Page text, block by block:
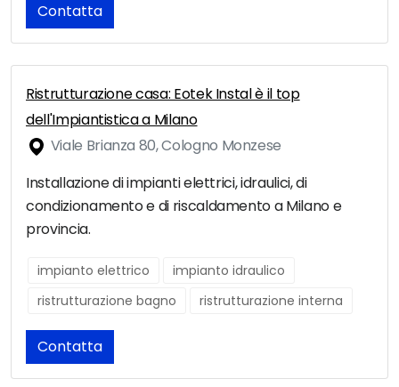
Contatta
Ristrutturazione casa: Eotek Instal è il top
dell'Impiantistica a Milano
Viale Brianza 80, Cologno Monzese
Installazione di impianti elettrici, idraulici, di
condizionamento e di riscaldamento a Milano e
provincia.
impianto elettrico
impianto idraulico
ristrutturazione bagno
ristrutturazione interna
Contatta